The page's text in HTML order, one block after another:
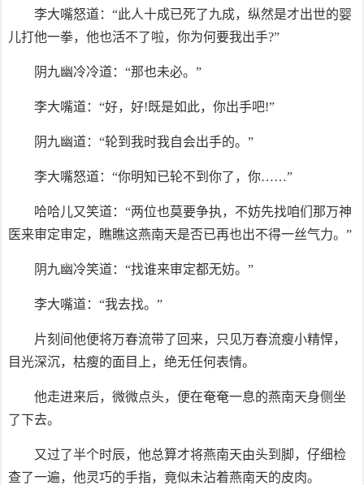
李大嘴怒道：“此人十成已死了九成，纵然是才出世的婴
儿打他一拳，他也活不了啦，你为何要我出手?”
阴九幽冷冷道：“那也未必。”
李大嘴道：“好，好!既是如此，你出手吧!”
阴九幽道：“轮到我时我自会出手的。”
李大嘴怒道：“你明知已轮不到你了，你……”
哈哈儿又笑道：“两位也莫要争执，不妨先找咱们那万神
医来审定审定，瞧瞧这燕南天是否已再也出不得一丝气力。”
阴九幽冷笑道：“找谁来审定都无妨。”
李大嘴道：“我去找。”
片刻间他便将万春流带了回来，只见万春流瘦小精悍，
目光深沉，枯瘦的面目上，绝无任何表情。
他走进来后，微微点头，便在奄奄一息的燕南天身侧坐
了下去。
又过了半个时辰，他总算才将燕南天由头到脚，仔细检
查了一遍，他灵巧的手指，竟似未沾着燕南天的皮肉。